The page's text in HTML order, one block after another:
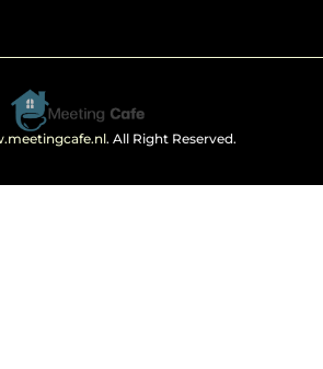
. All Right Reserved.